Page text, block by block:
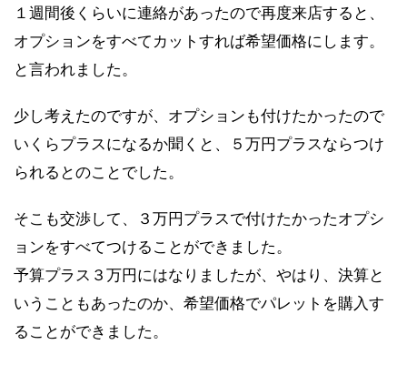
１週間後くらいに連絡があったので再度来店すると、
オプションをすべてカットすれば希望価格にします。
と言われました。
少し考えたのですが、オプションも付けたかったので
いくらプラスになるか聞くと、５万円プラスならつけ
られるとのことでした。
そこも交渉して、３万円プラスで付けたかったオプシ
ョンをすべてつけることができました。
予算プラス３万円にはなりましたが、やはり、決算と
いうこともあったのか、希望価格でパレットを購入す
ることができました。